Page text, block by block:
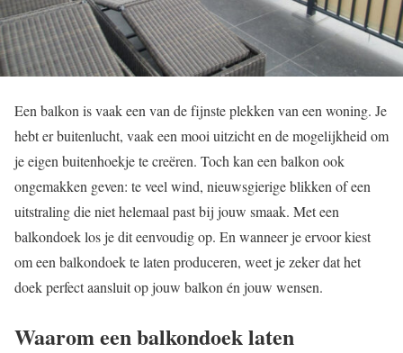
Een balkon is vaak een van de fijnste plekken van een woning. Je
hebt er buitenlucht, vaak een mooi uitzicht en de mogelijkheid om
je eigen buitenhoekje te creëren. Toch kan een balkon ook
ongemakken geven: te veel wind, nieuwsgierige blikken of een
uitstraling die niet helemaal past bij jouw smaak. Met een
balkondoek los je dit eenvoudig op. En wanneer je ervoor kiest
om een balkondoek te laten produceren, weet je zeker dat het
doek perfect aansluit op jouw balkon én jouw wensen.
Waarom een balkondoek laten